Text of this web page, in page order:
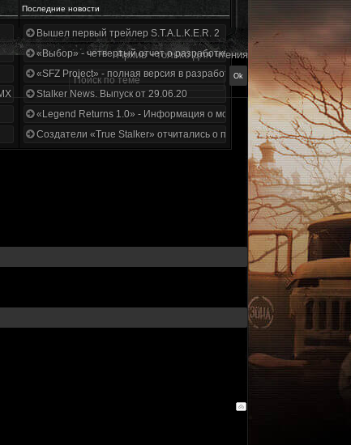
Последние новости
1.3.5.ООП.МА.К.
Вышел первый трейлер S.T.A.L.K.E.R. 2
«Выбор» - четвертый отчет о разработке!
«SFZ Project» - полная версия в разработке!
Stalker News. Выпуск от 29.06.20
«Legend Returns 1.0» - Информация о моде за июнь 2020
Создатели «True Stalker» отчитались о проделанной работе
Архив - только для чтения